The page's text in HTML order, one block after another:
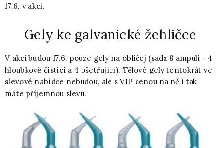
17.6. v akci.
Gely ke galvanické žehličce
V akci budou 17.6. pouze gely na obličej (sada 8 ampulí - 4
hloubkově čistící a 4 ošetřující). Tělové gely tentokrát ve
slevové nabídce nebudou, ale s VIP cenou na ně i tak
máte příjemnou slevu.